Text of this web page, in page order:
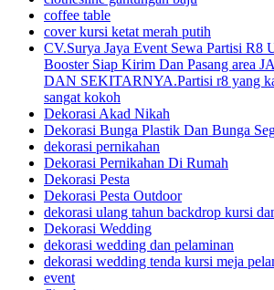
coffee table
cover kursi ketat merah putih
CV.Surya Jaya Event Sewa Partisi R8
Booster Siap Kirim Dan Pasang area
DAN SEKITARNYA.Partisi r8 yang
sangat kokoh
Dekorasi Akad Nikah
Dekorasi Bunga Plastik Dan Bunga
dekorasi pernikahan
Dekorasi Pernikahan Di Rumah
Dekorasi Pesta
Dekorasi Pesta Outdoor
dekorasi ulang tahun backdrop kursi
Dekorasi Wedding
dekorasi wedding dan pelaminan
dekorasi wedding tenda kursi meja
event